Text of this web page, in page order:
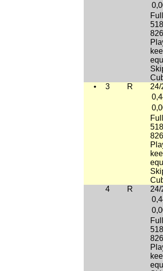
•
3 R 24/
4
R 24/